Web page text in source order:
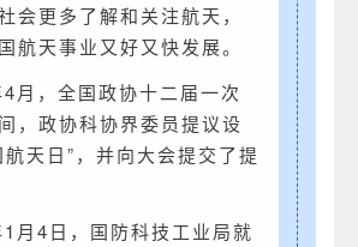
会更多了解和关注航天，
航天事业又好又快发展。
月，全国政协十二届一次
，政协科协界委员提议设
航天日”，并向大会提交了提
月4日，国防科技工业局就